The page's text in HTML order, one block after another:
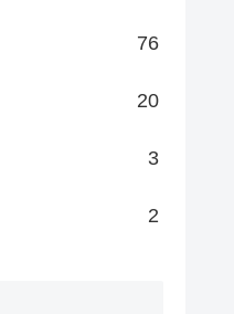
76
20
3
2